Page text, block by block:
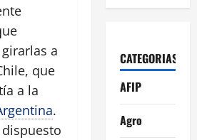
a
que
a la
.
CATEGORIAS
AFIP
Agro